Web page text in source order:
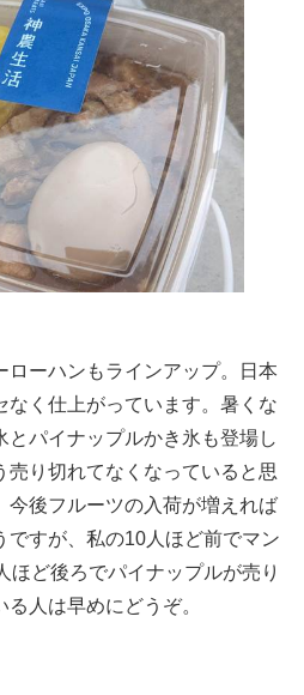
ローハンもラインアップ。日本
なく仕上がっています。暑くな
とパイナップルかき氷も登場し
売り切れてなくなっていると思
今後フルーツの入荷が増えれば
ですが、私の10人ほど前でマン
ほど後ろでパイナップルが売り
人は早めにどうぞ。